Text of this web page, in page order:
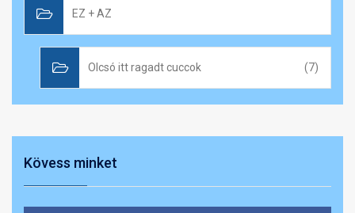
EZ + AZ
Olcsó itt ragadt cuccok (7)
Kövess minket